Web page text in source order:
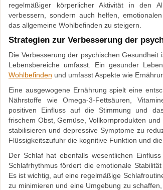
regelmäßiger körperlicher Aktivität in den
verbessern, sondern auch helfen,
das allgemeine Wohlbefinden zu steigern.
Strategien zur Verbesserung der
Die Verbesserung der psychischen
Lebensbereiche umfasst. Ein gesunder
Wohlbefinden und umfasst Aspekte wie
Eine ausgewogene Ernährung spielt eine
Nährstoffe wie Omega-3-Fettsäuren,
positiven Einfluss auf die Stimmung und
frischem Obst, Gemüse, Vollkornprodukten
stabilisieren und depressive Symptome zu
Flüssigkeitszufuhr die kognitive Funktion und die
Der Schlaf hat ebenfalls wesentlichen
Schlafrhythmus fördert die emotionale
Es ist wichtig, auf eine regelmäßige
zu minimieren und eine Umgebung zu